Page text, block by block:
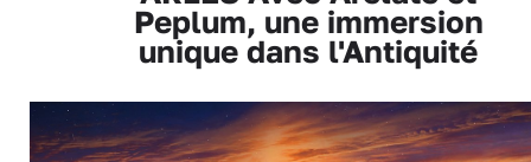
Peplum, une immersion
unique dans l'Antiquité